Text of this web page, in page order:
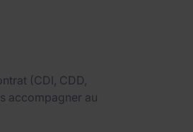
(CDI, CDD,
accompagner au